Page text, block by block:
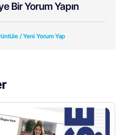
Bir Yorum Yapın
/ Yeni Yorum Yap